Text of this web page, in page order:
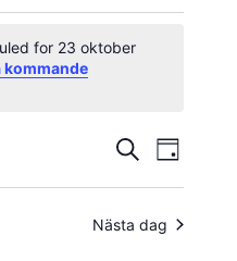
for 23 oktober
kommande
Search
and
SÖK DAG
Nästa dag